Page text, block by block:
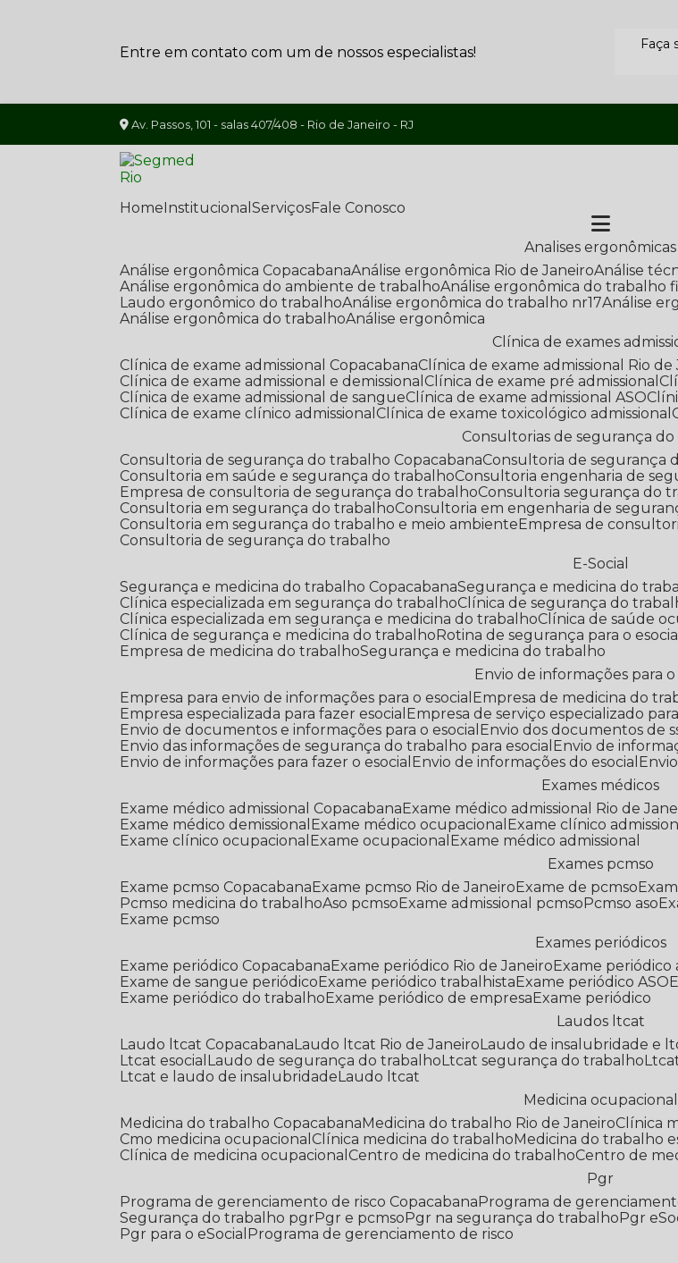
Entre em contato com um de nossos especialistas!
Faça
Av. Passos, 101 - salas 407/408 - Rio de Janeiro - RJ
Home Institucional Serviços Fale Conosco
Analises ergonômicas
Análise ergonômica Copacabana Análise ergonômica Rio de Janeiro Análise
Análise ergonômica do ambiente de trabalho Análise ergonômica do trabalho
Laudo ergonômico do trabalho Análise ergonômica do trabalho nr17 Análise
Análise ergonômica do trabalho Análise ergonômica
Clínica de exames
Clínica de exame admissional Copacabana
Clínica de exame admissional Rio
Clínica de exame admissional e demissional
Clínica de exame pré admissional
Clínica de exame admissional de sangue
Clínica de exame admissional ASO
Clínica de exame clínico admissional
Clínica de exame toxicológico admissional
Consultorias de segurança
Consultoria de segurança do trabalho Copacabana
Consultoria de segurança
Consultoria em saúde e segurança do trabalho
Consultoria engenharia de
Empresa de consultoria de segurança do trabalho
Consultoria segurança do
Consultoria em segurança do trabalho
Consultoria em engenharia de
Consultoria em segurança do trabalho e meio ambiente
Empresa de
Consultoria de segurança do trabalho
E-Social
Segurança e medicina do trabalho Copacabana Segurança e medicina do
Clínica especializada em segurança do trabalho
Clínica de segurança do
Clínica especializada em segurança e medicina do trabalho
Clínica de saúde
Clínica de segurança e medicina do trabalho
Rotina de segurança para o esocial
Empresa de medicina do trabalho Segurança e medicina do trabalho
Envio de informações para o
Empresa para envio de informações para o esocial
Empresa de medicina do
Empresa especializada para fazer esocial
Empresa de serviço especializado
Envio de documentos e informações para o esocial
Envio dos documentos de
Envio das informações de segurança do trabalho para esocial
Envio de
Envio de informações para fazer o esocial
Envio de informações do esocial
Exames médicos
Exame médico admissional Copacabana
Exame médico admissional Rio de
Exame médico demissional
Exame médico ocupacional Exame clínico
Exame clínico ocupacional
Exame ocupacional
Exame médico admissional
Exames pcmso
Exame pcmso Copacabana
Exame pcmso Rio de Janeiro Exame de pcmso
Pcmso medicina do trabalho Aso pcmso Exame admissional pcmso Pcmso aso
Exame pcmso
Exames periódicos
Exame periódico Copacabana
Exame periódico Rio de Janeiro Exame periódico
Exame de sangue periódico
Exame periódico trabalhista Exame periódico ASO
Exame periódico do trabalho
Exame periódico de empresa
Exame periódico
Laudos ltcat
Laudo ltcat Copacabana Laudo ltcat Rio de Janeiro Laudo de insalubridade e
Ltcat esocial
Laudo de segurança do trabalho Ltcat segurança do trabalho
Ltcat e laudo de insalubridade Laudo ltcat
Medicina ocupacional
Medicina do trabalho Copacabana
Medicina do trabalho Rio de Janeiro
Cmo medicina ocupacional
Clínica medicina do trabalho Medicina do trabalho
Clínica de medicina ocupacional
Centro de medicina do trabalho Centro de
Pgr
Programa de gerenciamento de risco Copacabana
Programa de
Segurança do trabalho pgr
Pgr e pcmso Pgr na segurança do trabalho Pgr
Pgr para o eSocial
Programa de gerenciamento de risco